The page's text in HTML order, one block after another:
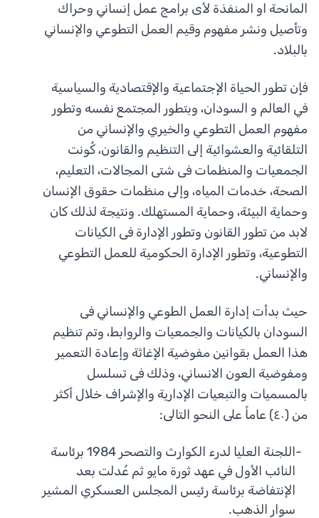
المانحة او المنفذة لأى برامج عمل إنساني وحراك
وتأصيل ونشر مفهوم وقيم العمل التطوعي والإنساني
بالبلاد.
فإن تطور الحياة الإجتماعية والإقتصادية والسياسية
في العالم و السودان، وبتطور المجتمع نفسه وتطور
مفهوم العمل التطوعي والخيري والإنساني من
التلقائية والعشوائية إلى التنظيم والقانون، كُونت
الجمعيات والمنظمات فى شتى المجالات، التعليم،
الصحة، خدمات المياه، وإلى منظمات حقوق الإنسان
وحماية البيئة، وحماية المستهلك. ونتيجة لذلك كان
لابد من تطور القانون وتطور الإدارة فى الكيانات
التطوعية، وتطور الإدارة الحكومية للعمل التطوعي
والإنساني.
حيث بدأت إدارة العمل الطوعي والإنساني فى
السودان بالكيانات والجمعيات والروابط، وتم تنظيم
هذا العمل بقوانين مفوضية الإغاثة وإعادة التعمير
ومفوضية العون الانساني، وذلك فى تسلسل
بالمسميات والتبعيات الإدارية والإشراف خلال أكثر
من (٤٠) عاماً على النحو التالى:
-
اللجنة العليا لدرء الكوارث والتصحر 1984 برئاسة
النائب الأول في عهد ثورة مايو ثم عُدلت بعد
الإنتفاضة برئاسة رئيس المجلس العسكري المشير
سوار الذهب.